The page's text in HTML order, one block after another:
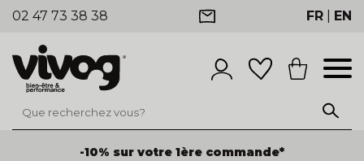
02 47 73 38 38 FR EN
-10% sur votre 1ère commande*